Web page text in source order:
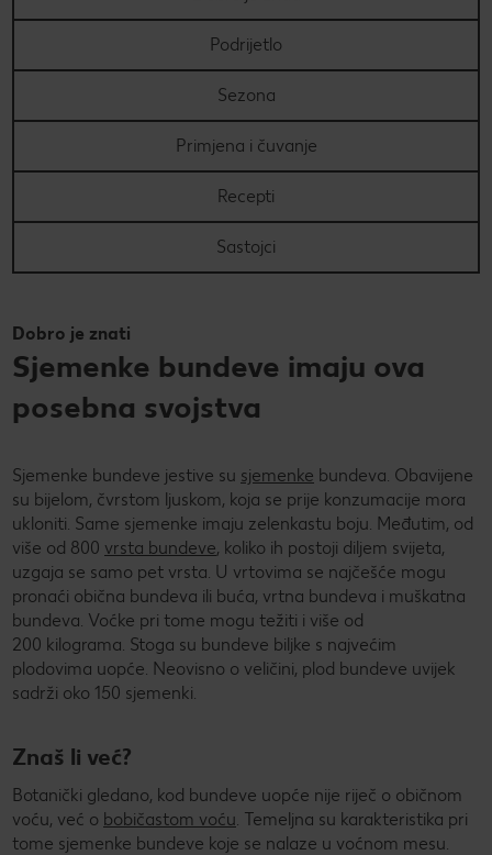
PRAVILA NAGRADNOG NATJEČAJA „Nenapisana
Super Sommer (DE)
How to make it in Croatia
Podrijetlo
Sezona
Primjena i čuvanje
Recepti
Sastojci
Dobro je znati
Sjemenke bundeve imaju ova
posebna svojstva
Sjemenke bundeve jestive su sjemenke bundeva. Obavijene
su bijelom, čvrstom ljuskom, koja se prije konzumacije mora
ukloniti. Same sjemenke imaju zelenkastu boju. Međutim, od
više od 800 vrsta bundeve, koliko ih postoji diljem svijeta,
uzgaja se samo pet vrsta. U vrtovima se najčešće mogu
pronaći obična bundeva ili buća, vrtna bundeva i muškatna
bundeva. Voćke pri tome mogu težiti i više od
200 kilograma. Stoga su bundeve biljke s najvećim
plodovima uopće. Neovisno o veličini, plod bundeve uvijek
sadrži oko 150 sjemenki.
Znaš li već?
Botanički gledano, kod bundeve uopće nije riječ o običnom
voću, već o bobičastom voću . Temeljna su karakteristika pri
tome sjemenke bundeve koje se nalaze u voćnom mesu.